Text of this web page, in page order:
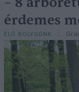
érdemes
ÉLŐ BOLYGÓNK